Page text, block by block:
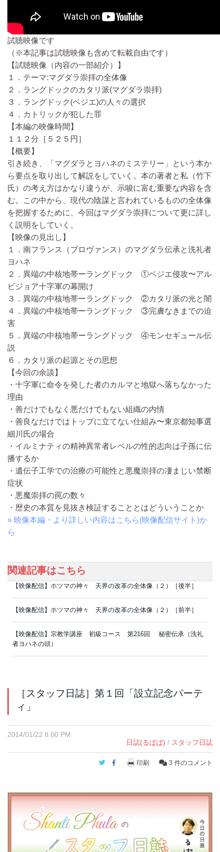
試聴映像です
（※本記事は試聴映像も含めて転載自由です）
【試聴映像（内容の一部紹介）】
１．テーマ:マグダラ崇拝の全体像
２．ラングドックのカタリ派(マグダラ崇拝)
３．ラングドック(ベジエ)の人々の選択
４．カトリックが犯した罪
【本編の映像時間】
１１２分［５２５円］
【概要】
引き続き、「マグダラとヨハネのミステリー」という本か
ら要点を取り出して解説をしていく。本の著者と私（竹下
氏）の考え方はかなり違うが、示唆に富む重要な内容を含
む。この中から、現代の陰謀と言われているものの全体像
を把握するために、今回はマグダラ崇拝について更に詳し
く説明をしていく。
【映像の見出し】
１．南フランス（プロヴァンス）のマグダラ伝承と洗礼者
ヨハネ
２．異端の中核地帯ーラングドック ①ベジエ侵攻〜アル
ビジョア十字軍の幕開け
３．異端の中核地帯ーラングドック ②カタリ派の光と闇
４．異端の中核地帯ーラングドック ③完膚なきまでの迫
害
５．異端の中核地帯ーラングドック ④モンセギュール伝
説
６．カタリ派の起源とその思想
【今回の余談】
・十字軍に命令を発した者のカルマと地獄へ落ちなかった
理由
・善だけでもなく悪だけでもない組織の内情
・善良なだけではトップに立てない仕組み〜東京都知事選
細川氏の場合
・イルミナティの精神異常者レベルの性的志向は子孫に伝
播するか
・遺伝子工学での治療の可能性と悪魔崇拝の凄まじい禁断
症状
・悪魔崇拝の罠の数々
・歴史の本質を見抜き検証することとはどういうことか
» 映像本編・より詳しい内容はこちら(映像配信サイト)か
ら
関連記事はこちら
【映像配信】ホツマの神々 天界の改革の全体像（２）［後半］
【映像配信】ホツマの神々 天界の改革の全体像（２）［前半］
【映像配信】宗教学講座 初級コース 第216回 秘密伝承（洗礼
者ヨハネの頭）
［スタッフ日誌］第１回「設立記念パーテ
ィ」
2014/01/22 8:00 PM
日誌(るぱぱ) / スタッフ日誌
Twitter
Facebook
印刷 3 件のコメント